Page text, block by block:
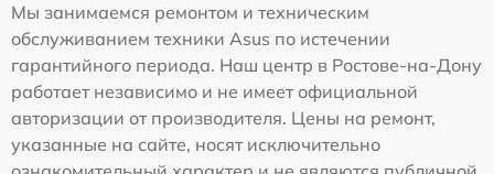
Мы занимаемся ремонтом и техническим
обслуживанием техники Asus по истечении
гарантийного периода. Наш центр в Ростове-на-Дону
работает независимо и не имеет официальной
авторизации от производителя. Цены на ремонт,
указанные на сайте, носят исключительно